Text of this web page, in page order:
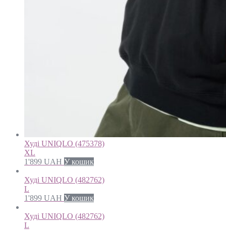
Худі UNIQLO (475378)
XL
1'899 UAH У кошик
Худі UNIQLO (482762)
L
1'899 UAH У кошик
Худі UNIQLO (482762)
L